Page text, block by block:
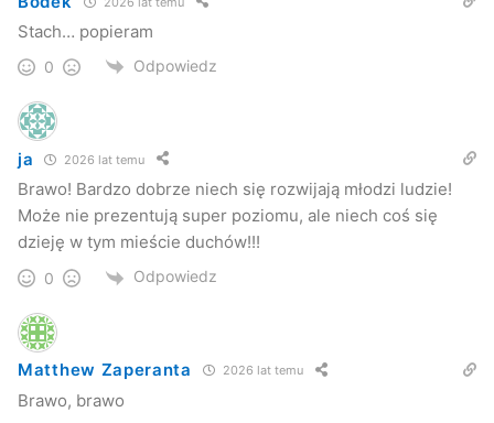
Stach… popieram
0 Odpowiedz
ja 2026 lat temu
Brawo! Bardzo dobrze niech się rozwijają młodzi ludzie!
Może nie prezentują super poziomu, ale niech coś się
dzieję w tym mieście duchów!!!
0 Odpowiedz
Matthew Zaperanta 2026 lat temu
Brawo, brawo